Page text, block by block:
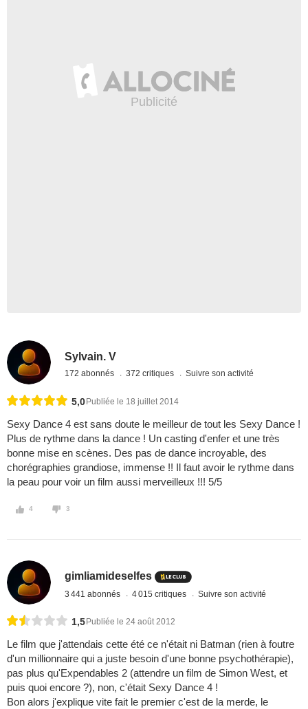
Sylvain. V
172 abonnés 372 critiques Suivre son activité
5,0 Publiée le 18 juillet 2014
Sexy Dance 4 est sans doute le meilleur de tout les Sexy Dance !
Plus de rythme dans la dance ! Un casting d'enfer et une très
bonne mise en scènes. Des pas de dance incroyable, des
chorégraphies grandiose, immense !! Il faut avoir le rythme dans
la peau pour voir un film aussi merveilleux !!! 5/5
4 3
gimliamideselfes
3 441 abonnés 4 015 critiques Suivre son activité
1,5 Publiée le 24 août 2012
Le film que j'attendais cette été ce n'était ni Batman (rien à foutre
d'un millionnaire qui a juste besoin d'une bonne psychothérapie),
pas plus qu'Expendables 2 (attendre un film de Simon West, et
puis quoi encore ?), non, c'était Sexy Dance 4 !
Bon alors j'explique vite fait le premier c'est de la merde, le